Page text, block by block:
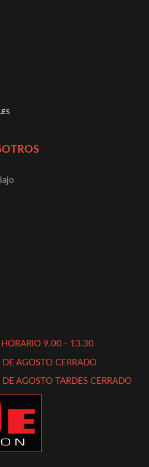
HORARIO 9.00 - 13.30
AGOSTO CERRADO
AGOSTO TARDES CERRADO